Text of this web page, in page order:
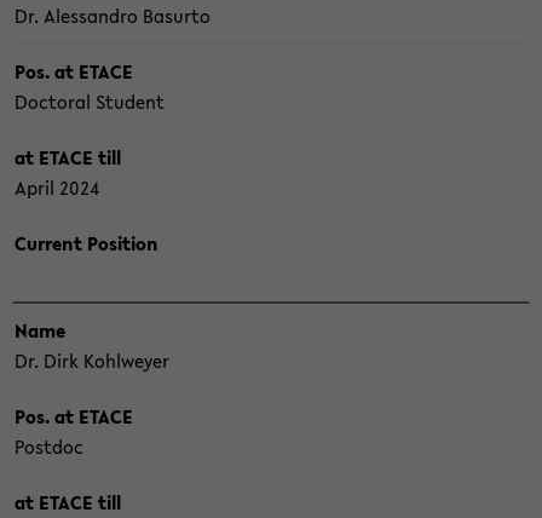
Dr. Ales­san­dro Ba­sur­to
Pos. at ETACE
Doc­to­ral Stu­dent
at ETACE till
April 2024
Cur­rent Po­si­ti­on
Name
Dr. Dirk Kohlw­ey­er
Pos. at ETACE
Post­doc
at ETACE till